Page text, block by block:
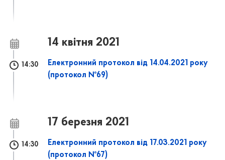
14 квітня 2021
14:30
Електронний протокол від 14.04.2021 року
(протокол №69)
17 березня 2021
14:30
Електронний протокол від 17.03.2021 року
(протокол №67)